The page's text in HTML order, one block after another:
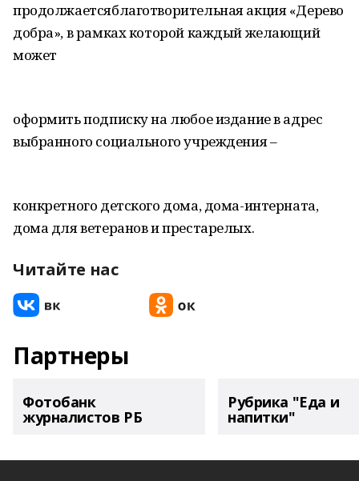
продолжаетсяблаготворительная акция «Дерево
добра», в рамках которой каждый желающий
может
оформить подписку на любое издание в адрес
выбранного социального учреждения –
конкретного детского дома, дома-интерната,
дома для ветеранов и престарелых.
Читайте нас
Партнеры
Фотобанк
журналистов РБ
Рубрика "Еда и
напитки"